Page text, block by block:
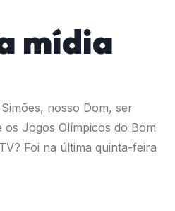
mídia
nosso Dom, ser
os Jogos Olímpicos do Bom
Foi na última quinta-feira